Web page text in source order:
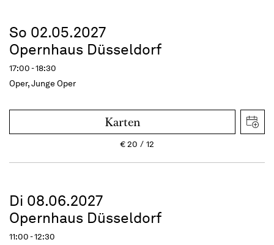
So 02.05.2027
Opernhaus Düsseldorf
17:00 - 18:30
Oper, Junge Oper
Karten
€20 12
Di 08.06.2027
Opernhaus Düsseldorf
11:00 - 12:30